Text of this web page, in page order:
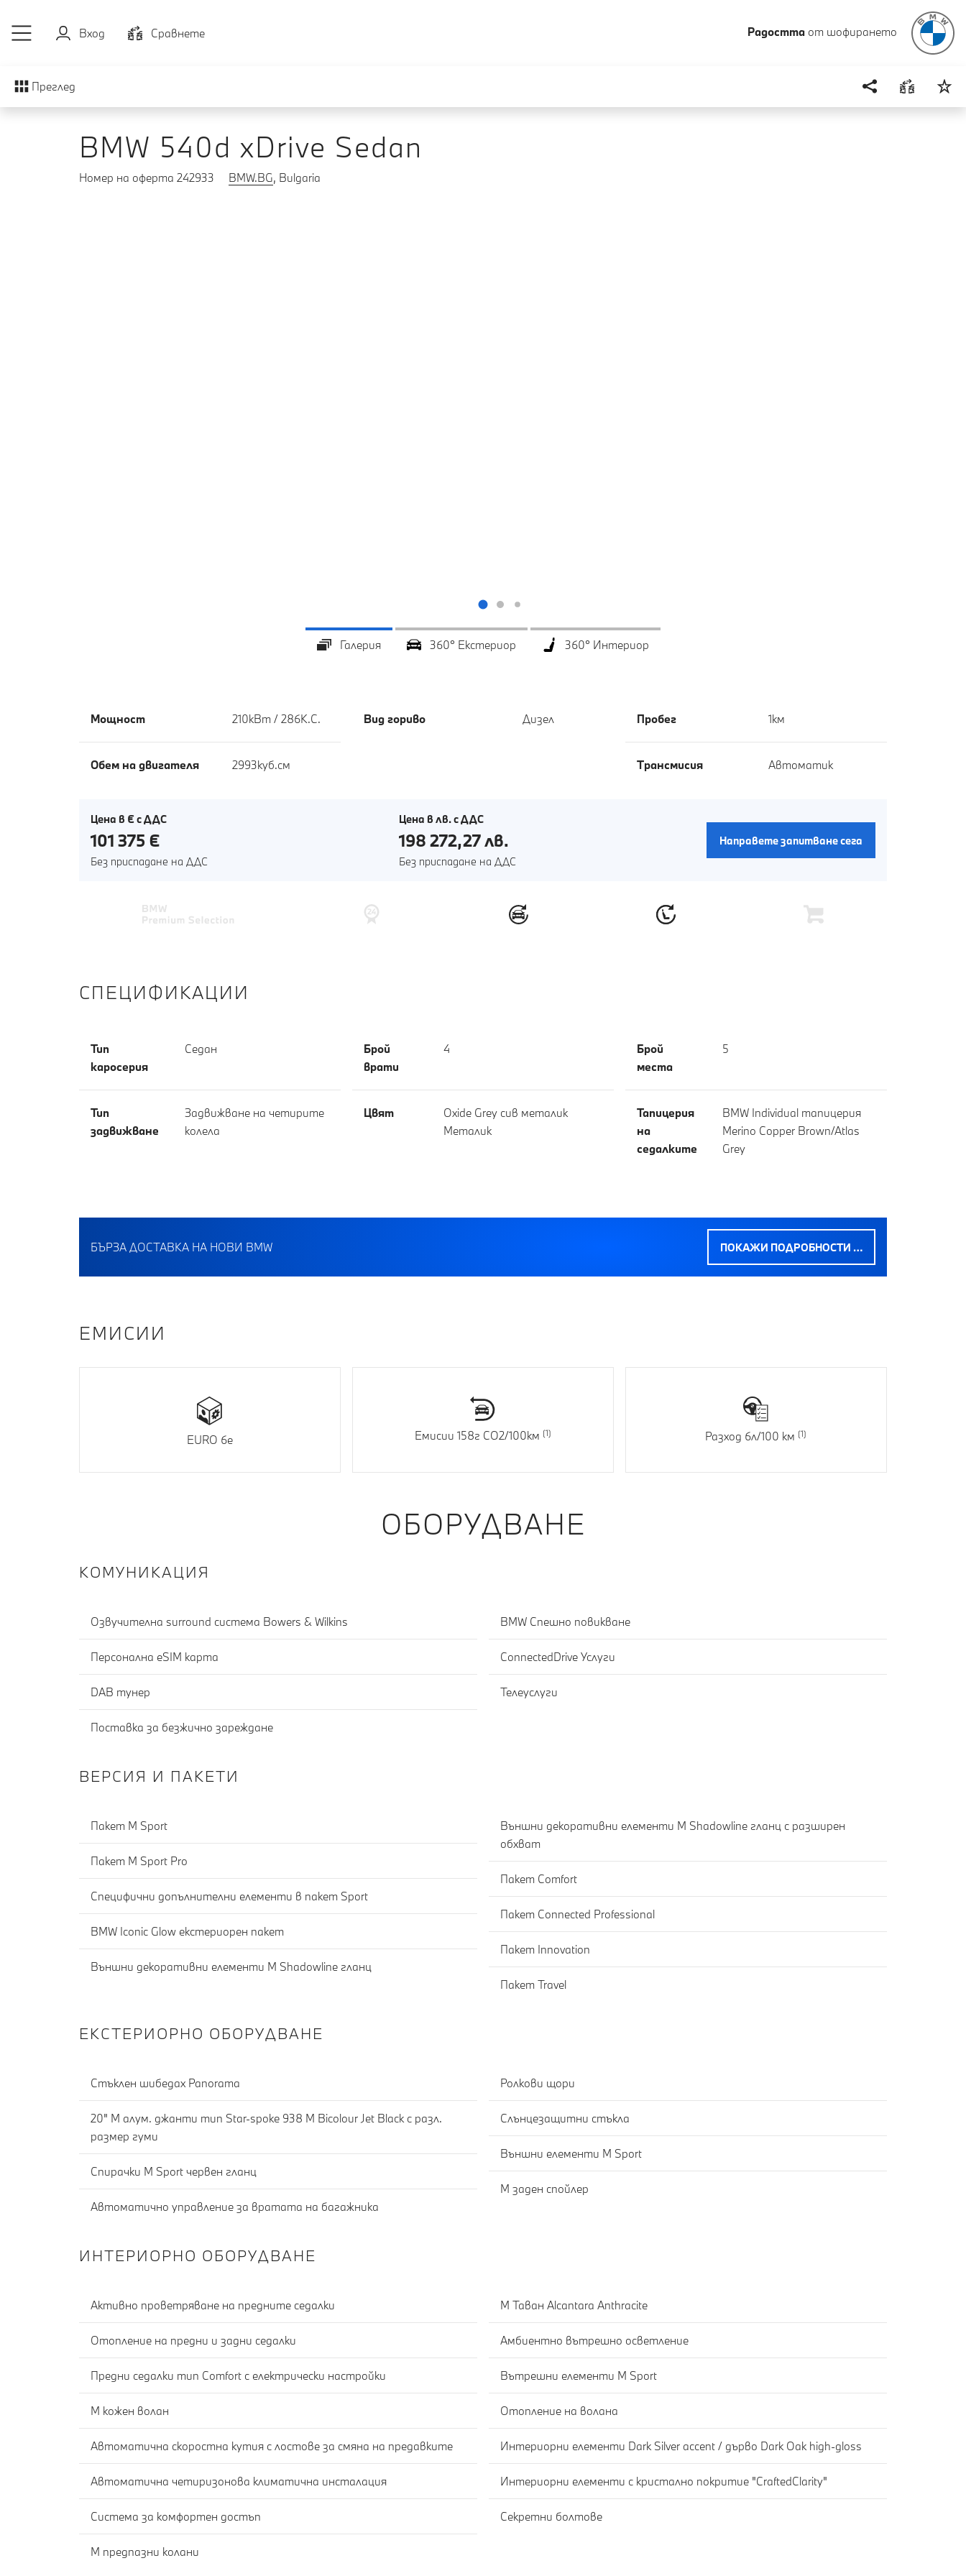
Вход
Cравнете Радостта от шофирането
Преглед
BMW 540d xDrive Sedan
Номер на оферта 242933 BMW.BG, Bulgaria
Галерия 360° Eкстериор 360° Интериор
Мощност 210кВт / 286К.С.
Обем на двигателя 2993куб.cм
Вид гориво Дизел Пробег 1км
Tрансмисия Автоматик
Цена в € с ДДС
101 375 €
Без приспадане на ДДС
Цена в лв. с ДДС
198 272,27 лв.
Без приспадане на ДДС
Направете запитване сега
СПЕЦИФИКАЦИИ
Тип
каросерия
Седан
Тип
задвижване
Задвижване на четирите
колела
Брой
врати
4
Цвят
Oxide Grey сив металик
Meталик
Брой
места
5
Тапицерия
на
седалките
BMW Individual тапицерия
Merino Copper Brown/Atlas
Grey
БЪРЗА ДОСТАВКА НА НОВИ BMW ПОКАЖИ ПОДРОБНОСТИ …
EМИСИИ
EURO 6e Емисии 158г CO2/100км Разход 6л/100 км
ОБОРУДВАНЕ
КОМУНИКАЦИЯ
Озвучителна surround система Bowers & Wilkins
Персонална eSIM карта
DAB тунер
Поставка за безжично зареждане
BMW Спешно повикване
ConnectedDrive Услуги
Телеуслуги
ВЕРСИЯ И ПАКЕТИ
Пакет M Sport
Пакет M Sport Pro
Специфични допълнителни елементи в пакет Sport
BMW Iconic Glow екстериорен пакет
Външни декоративни елементи M Shadowline гланц
Външни декоративни елементи M Shadowline гланц с разширен
обхват
Пакет Comfort
Пакет Connected Professional
Пакет Innovation
Пакет Travel
ЕКСТЕРИОРНО ОБОРУДВАНЕ
Стъклен шибедах Panorama
20" M алум. джанти тип Star-spoke 938 M Bicolour Jet Black с разл.
размер гуми
Спирачки M Sport червен гланц
Автоматично управление за вратата на багажника
Ролкови щори
Слънцезащитни стъкла
Външни елементи M Sport
М заден спойлер
ИНТЕРИОРНО ОБОРУДВАНЕ
Активно проветряване на предните седалки
Отопление на предни и задни седалки
Предни седалки тип Comfort с електрически настройки
M кожен волан
Автоматична скоростна кутия с лостове за смяна на предавките
Автоматична четиризонова климатична инсталация
Система за комфортен достъп
M предпазни колани
M Таван Alcantara Anthracite
Амбиентно вътрешно осветление
Вътрешни елементи M Sport
Отопление на волана
Интериорни елементи Dark Silver accent / дърво Dark Oak high-gloss
Интериорни елементи с кристално покритие "CraftedClarity"
Секретни болтове